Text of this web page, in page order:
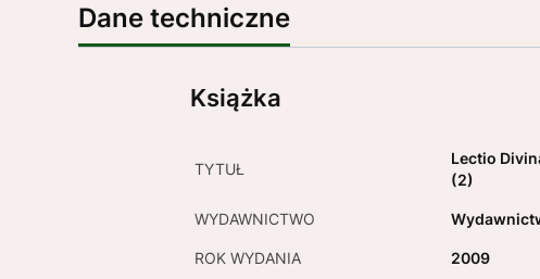
Dane techniczne
Książka
TYTUŁ
Lectio
(2)
WYDAWNICTWO
ROK WYDANIA 2009